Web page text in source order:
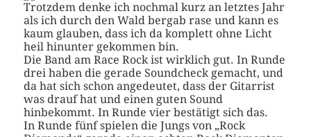
Trotzdem denke ich nochmal kurz an letztes Jahr
als ich durch den Wald bergab rase und kann es
kaum glauben, dass ich da komplett ohne Licht
heil hinunter gekommen bin.
Die Band am Race Rock ist wirklich gut. In Runde
drei haben die gerade Soundcheck gemacht, und
da hat sich schon angedeutet, dass der Gitarrist
was drauf hat und einen guten Sound
hinbekommt. In Runde vier bestätigt sich das.
In Runde fünf spielen die Jungs von „Rock